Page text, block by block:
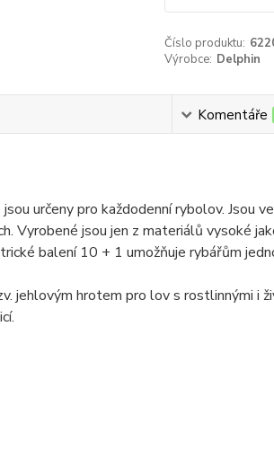
Číslo produktu:
Výrobce: Delphin
Komentáře
určeny pro každodenní rybolov. Jsou
Vyrobené jsou jen z materiálů vysoké
balení 10 + 1 umožňuje rybářům
jehlovým hrotem pro lov s rostlinnými i